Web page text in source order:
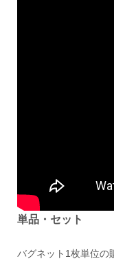
単品・セット
バグネット1枚単位の